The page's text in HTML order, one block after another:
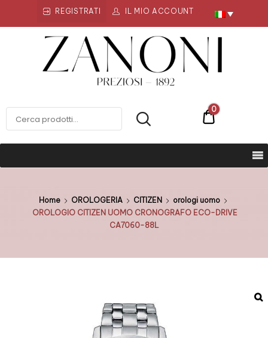
REGISTRATI IL MIO ACCOUNT
ZANONI PREZIOSI €0
0
Home OROLOGERIA CITIZEN
orologi uomo
OROLOGIO CITIZEN UOMO CRONOGRAFO ECO-DRIVE
CA7060-88L